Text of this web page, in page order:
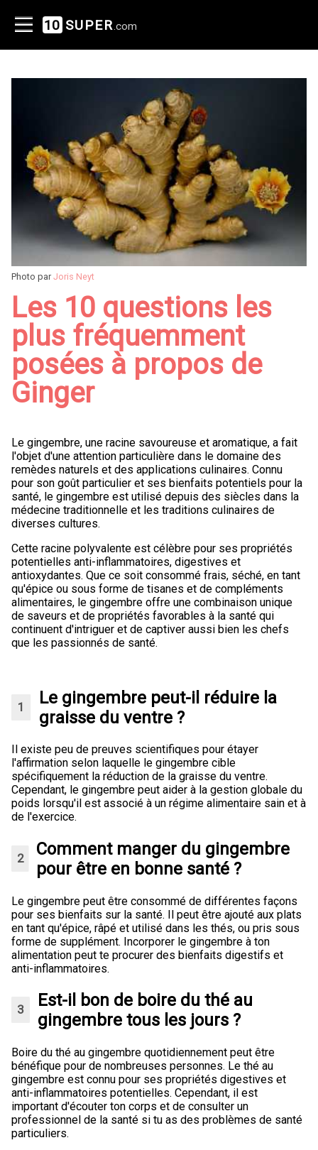
10 SUPER .com
Photo par Joris Neyt
Les 10 questions les
plus fréquemment
posées à propos de
Ginger
Le gingembre, une racine savoureuse et aromatique, a fait
l'objet d'une attention particulière dans le domaine des
remèdes naturels et des applications culinaires. Connu
pour son goût particulier et ses bienfaits potentiels pour la
santé, le gingembre est utilisé depuis des siècles dans la
médecine traditionnelle et les traditions culinaires de
diverses cultures.
Cette racine polyvalente est célèbre pour ses propriétés
potentielles anti-inflammatoires, digestives et
antioxydantes. Que ce soit consommé frais, séché, en tant
qu'épice ou sous forme de tisanes et de compléments
alimentaires, le gingembre offre une combinaison unique
de saveurs et de propriétés favorables à la santé qui
continuent d'intriguer et de captiver aussi bien les chefs
que les passionnés de santé.
Le gingembre peut-il réduire la
graisse du ventre ?
Il existe peu de preuves scientifiques pour étayer
l'affirmation selon laquelle le gingembre cible
spécifiquement la réduction de la graisse du ventre.
Cependant, le gingembre peut aider à la gestion globale du
poids lorsqu'il est associé à un régime alimentaire sain et à
de l'exercice.
Comment manger du gingembre
pour être en bonne santé ?
Le gingembre peut être consommé de différentes façons
pour ses bienfaits sur la santé. Il peut être ajouté aux plats
en tant qu'épice, râpé et utilisé dans les thés, ou pris sous
forme de supplément. Incorporer le gingembre à ton
alimentation peut te procurer des bienfaits digestifs et
anti-inflammatoires.
Est-il bon de boire du thé au
gingembre tous les jours ?
Boire du thé au gingembre quotidiennement peut être
bénéfique pour de nombreuses personnes. Le thé au
gingembre est connu pour ses propriétés digestives et
anti-inflammatoires potentielles. Cependant, il est
important d'écouter ton corps et de consulter un
professionnel de la santé si tu as des problèmes de santé
particuliers.